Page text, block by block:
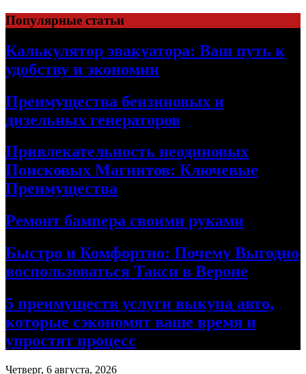
Skip
to
content
Популярные статьи
Калькулятор эвакуатора: Ваш путь к
удобству и экономии
Преимущества бензиновых и
дизельных генераторов
Привлекательность неодиновых
Поисковых Магнитов: Ключевые
Преимущества
Ремонт бампера своими руками
Быстро и Комфортно: Почему Выгодно
воспользоваться Такси в Вероне
5 преимуществ услуги выкупа авто,
которые сэкономят ваше время и
упростят процесс
Четверг, 6 августа, 2026